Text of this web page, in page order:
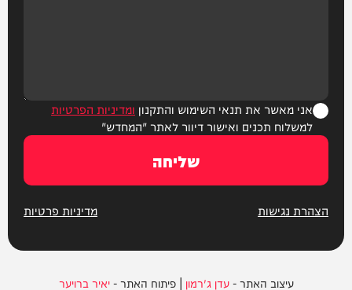
אני מאשר את תנאי השימוש והתקנון ומדיניות הפרטיות
למשלוח תכנים ואישור דיוור לאתר "המחדש"
שליחה
הצהרת נגישות מדיניות פרטיות
עיצוב האתר -עדן ג'רמון | פיתוח האתר -יאיר ברויער